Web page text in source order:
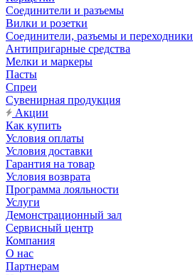
Соединители и разъемы
Вилки и розетки
Соединители, разъемы и переходники
Антипригарные средства
Мелки и маркеры
Пасты
Спреи
Сувенирная продукция
Акции
Как купить
Условия оплаты
Условия доставки
Гарантия на товар
Условия возврата
Программа лояльности
Услуги
Демонстрационный зал
Сервисный центр
Компания
О нас
Партнерам